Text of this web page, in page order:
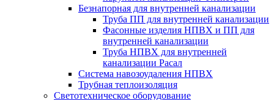
Безнапорная для внутренней канализации
Труба ПП для внутренней канализации
Фасонные изделия НПВХ и ПП для
внутренней канализации
Труба НПВХ для внутренней
канализации Расал
Система навозоудаления НПВХ
Трубная теплоизоляция
Светотехническое оборудование